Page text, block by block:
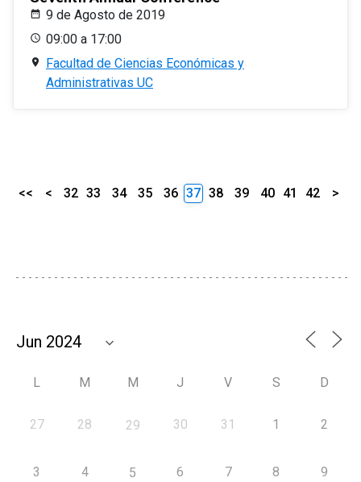
9 de Agosto de 2019
09:00 a 17:00
Facultad de Ciencias Económicas y
Administrativas UC
<< < 32 33 34 35 36 37 38 39 40 41 42 >
L M M J V S D
27 28 29 30 31 1 2
3 4 5 6 7 8 9